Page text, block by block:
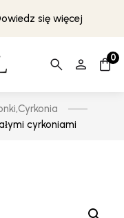
się więcej
0
,Cyrkonia
cyrkoniami